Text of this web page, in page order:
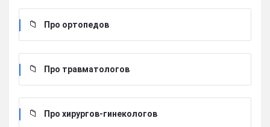
Про ортопедов
Про травматологов
Про хирургов-гинекологов